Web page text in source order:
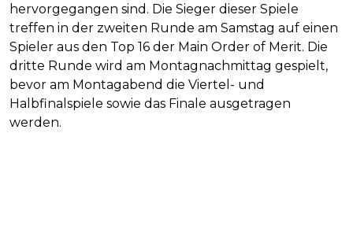
hervorgegangen sind. Die Sieger dieser Spiele
treffen in der zweiten Runde am Samstag auf einen
Spieler aus den Top 16 der Main Order of Merit. Die
dritte Runde wird am Montagnachmittag gespielt,
bevor am Montagabend die Viertel- und
Halbfinalspiele sowie das Finale ausgetragen
werden.